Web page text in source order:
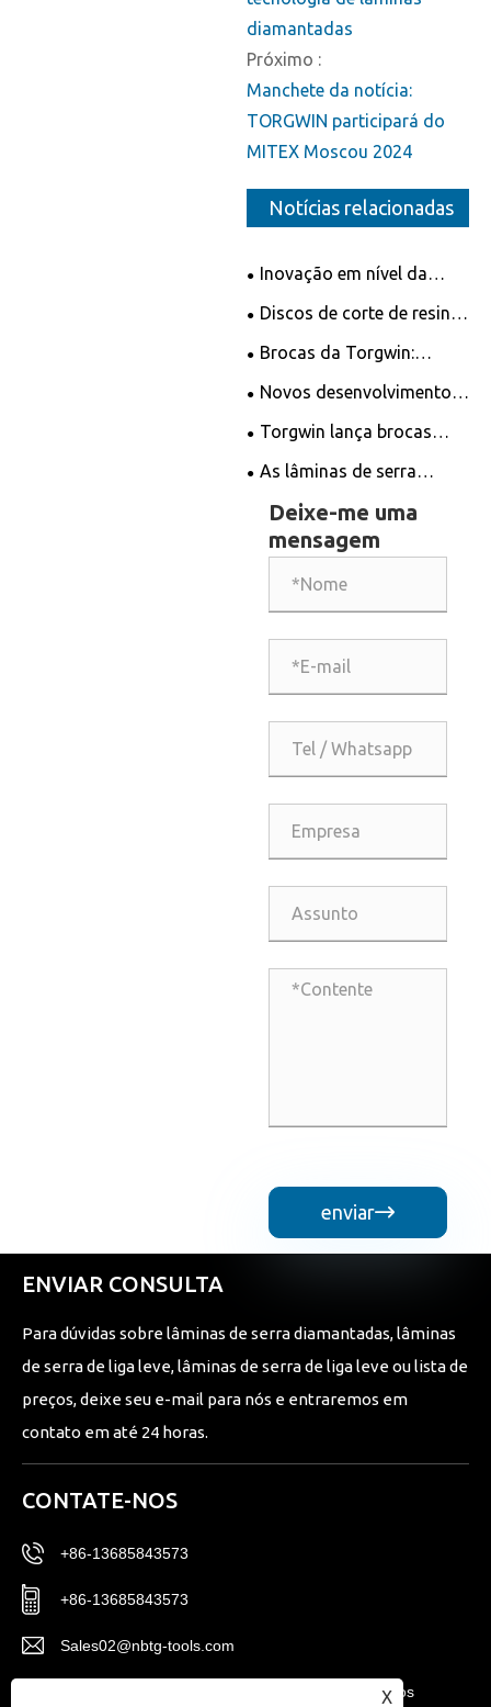
diamantadas
Próximo :
Manchete da notícia:
TORGWIN participará do
MITEX Moscou 2024
Notícias relacionadas
Inovação em nível da
Torgwin - Revolucionando
de medição
Discos de corte de resina
de Ningbo Torgwin:
Revolucionando a indústria
de corte
Brocas da Torgwin:
recursos, aplicações e
Novos desenvolvimentos
em lâminas de serra
circular
Torgwin lança brocas
diamantadas de última
perfuração incomparáveis
As lâminas de serra
diamantadas podem ser
afiadas?
Deixe-me uma
mensagem
enviar
ENVIAR CONSULTA
Para dúvidas sobre lâminas de serra diamantadas, lâminas
de serra de liga leve, lâminas de serra de liga leve ou lista de
preços, deixe seu e-mail para nós e entraremos em
contato em até 24 horas.
CONTATE-NOS
+86-13685843573
+86-13685843573
Sales02@nbtg-tools.com
Nº 20, Distrito Leste, Centro de Inovação de Novos
X